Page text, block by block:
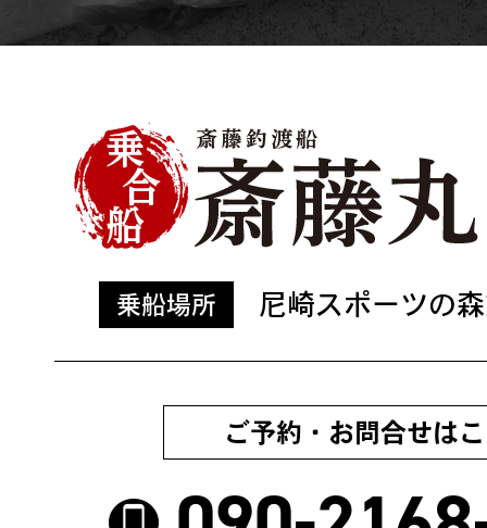
乗船場所 尼崎スポーツの
ご予約・お問合せは